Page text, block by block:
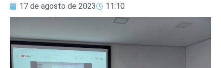
17 de agosto de 2023 11:10